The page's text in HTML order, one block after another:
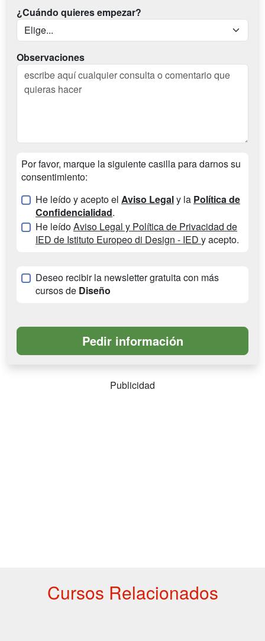
¿Cuándo quieres empezar?
Observaciones
Por favor, marque la siguiente casilla para darnos su
consentimiento:
He leído y acepto el Aviso Legaly la Política de
Confidencialidad.
He leídoAviso Legal y Política de Privacidad de
IED de Istituto Europeo di Design - IED y acepto.
Deseo recibir la newsletter gratuita con más
cursos de Diseño
Publicidad
Cursos Relacionados